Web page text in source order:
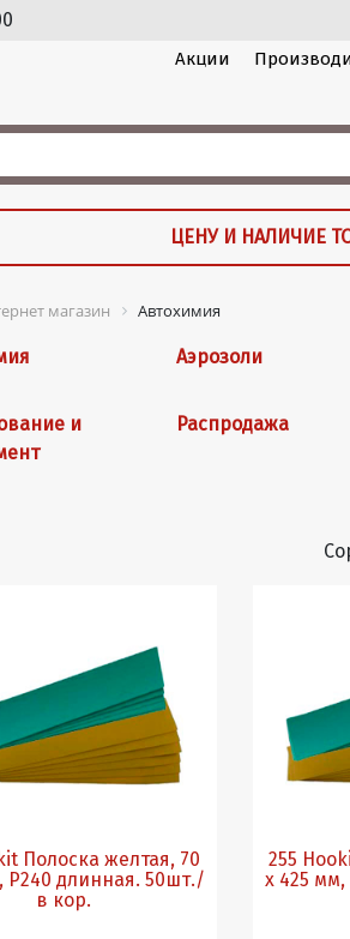
Акции
ЦЕНУ И НАЛИЧИЕ
магазин Автохимия
Аэрозоли
и
Распродажа
Полоска желтая, 70
P240 длинная. 50шт./
в кор.
255
х 425